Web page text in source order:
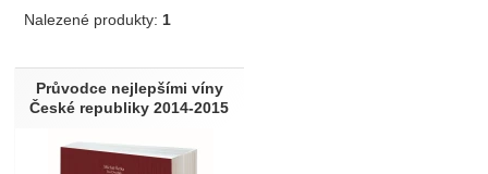
Nalezené produkty: 1
Produkty
Průvodce nejlepšími víny
České republiky 2014-2015